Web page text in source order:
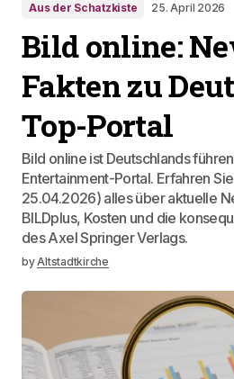
Aus der Schatzkiste 25. April 2026
Bild online:
Fakten zu
Top-Portal
Bild online ist Deutschlands
Entertainment-Portal. Erfahren
25.04.2026) alles über aktuelle
BILDplus, Kosten und die
des Axel Springer Verlags.
byAltstadtkirche